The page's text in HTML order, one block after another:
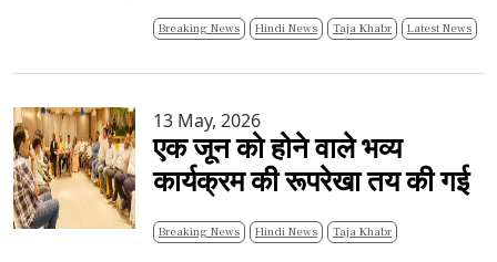
Breaking News Hindi News Taja Khabr Latest News
13 May, 2026
एक जून को होने वाले भव्य
कार्यक्रम की रूपरेखा तय की गई
Breaking News Hindi News Taja Khabr